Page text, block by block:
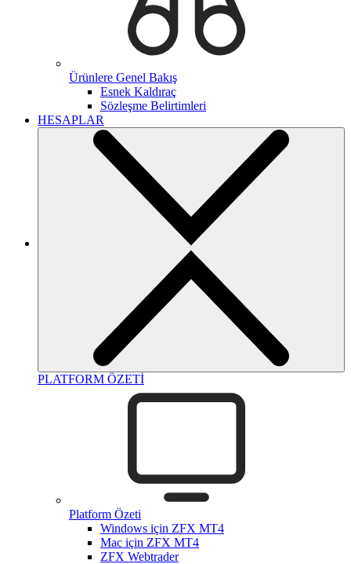
Ürünlere Genel Bakış
Esnek Kaldıraç
Sözleşme Belirtimleri
HESAPLAR
PLATFORM ÖZETİ
Platform Özeti
Windows için ZFX MT4
Mac için ZFX MT4
ZFX Webtrader